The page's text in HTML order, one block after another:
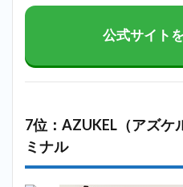
公式サイト
7位：AZUKEL（アズケ
ミナル